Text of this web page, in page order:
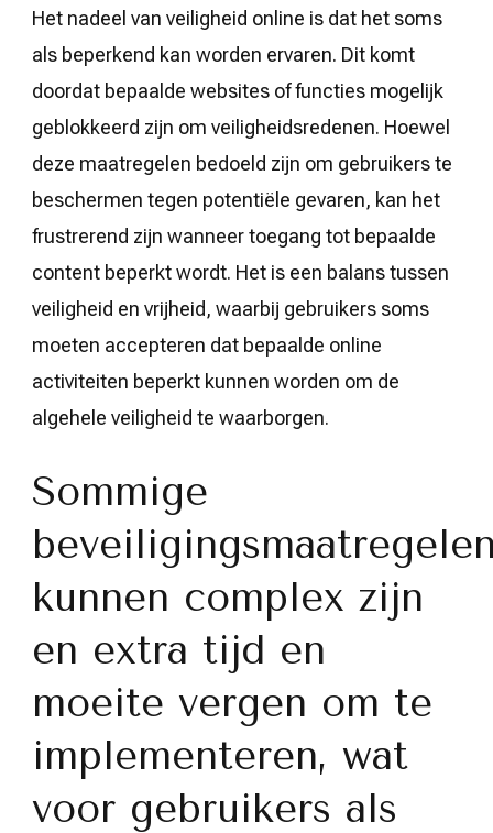
Het nadeel van veiligheid online is dat het soms
als beperkend kan worden ervaren. Dit komt
doordat bepaalde websites of functies mogelijk
geblokkeerd zijn om veiligheidsredenen. Hoewel
deze maatregelen bedoeld zijn om gebruikers te
beschermen tegen potentiële gevaren, kan het
frustrerend zijn wanneer toegang tot bepaalde
content beperkt wordt. Het is een balans tussen
veiligheid en vrijheid, waarbij gebruikers soms
moeten accepteren dat bepaalde online
activiteiten beperkt kunnen worden om de
algehele veiligheid te waarborgen.
Sommige
kunnen complex zijn
en extra tijd en
moeite vergen om te
implementeren, wat
voor gebruikers als